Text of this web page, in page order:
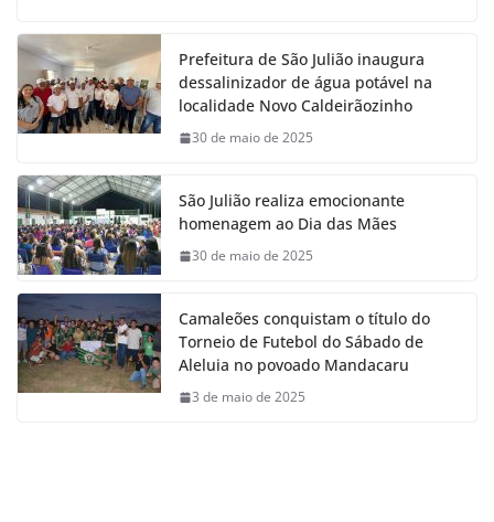
Prefeitura de São Julião inaugura
dessalinizador de água potável na
localidade Novo Caldeirãozinho
30 de maio de 2025
São Julião realiza emocionante
homenagem ao Dia das Mães
30 de maio de 2025
Camaleões conquistam o título do
Torneio de Futebol do Sábado de
Aleluia no povoado Mandacaru
3 de maio de 2025